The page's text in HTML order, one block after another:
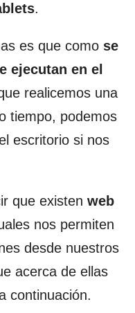
.
es que como se
ejecutan en el
realicemos una
tiempo, podemos
escritorio si nos
que existen web
nos permiten
desde nuestros
acerca de ellas
continuación.